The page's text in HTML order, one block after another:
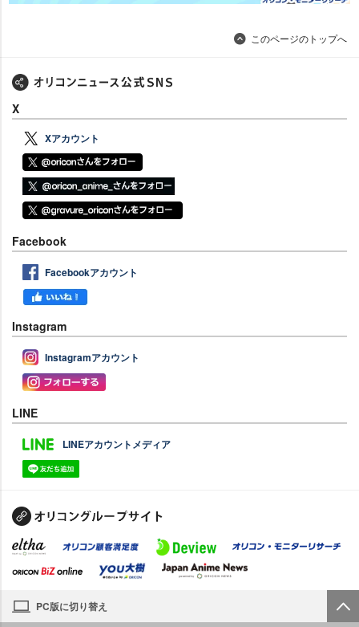
このページのトップへ
X
Xアカウント
Facebook
Facebookアカウント
Instagram
Instagramアカウント
LINE
LINEアカウントメディア
PC版に切り替え